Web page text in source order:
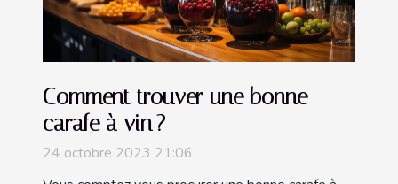
Comment trouver une bonne
carafe à vin ?
24 octobre 2023 21:06